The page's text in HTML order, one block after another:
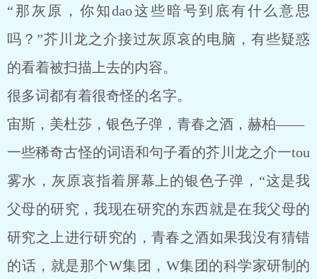
“那灰原，你知dao这些暗号到底有什么意思
吗？”芥川龙之介接过灰原哀的电脑，有些疑惑
的看着被扫描上去的内容。
很多词都有着很奇怪的名字。
宙斯，美杜莎，银色子弹，青春之酒，赫柏——
一些稀奇古怪的词语和句子看的芥川龙之介一tou
雾水，灰原哀指着屏幕上的银色子弹，“这是我
父母的研究，我现在研究的东西就是在我父母的
研究之上进行研究的，青春之酒如果我没有猜错
的话，就是那个W集团，W集团的科学家研制的